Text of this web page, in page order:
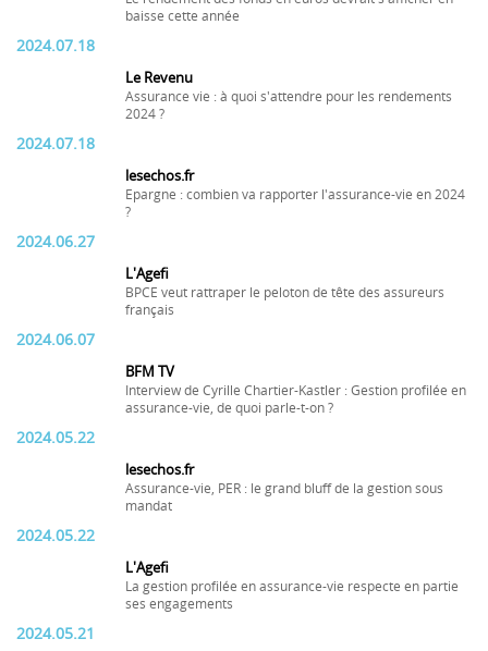
baisse cette année
2024.07.18
Le Revenu
Assurance vie : à quoi s'attendre pour les rendements
2024 ?
2024.07.18
lesechos.fr
Epargne : combien va rapporter l'assurance-vie en 2024
?
2024.06.27
L'Agefi
BPCE veut rattraper le peloton de tête des assureurs
français
2024.06.07
BFM TV
Interview de Cyrille Chartier-Kastler : Gestion profilée en
assurance-vie, de quoi parle-t-on ?
2024.05.22
lesechos.fr
Assurance-vie, PER : le grand bluff de la gestion sous
mandat
2024.05.22
L'Agefi
La gestion profilée en assurance-vie respecte en partie
ses engagements
2024.05.21